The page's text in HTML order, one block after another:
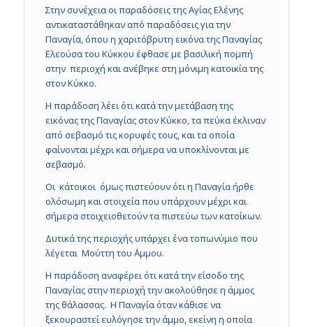
Στην συνέχεια οι παραδόσεις της Αγίας Ελένης
αντικαταστάθηκαν από παραδόσεις για την
Παναγία, όπου η χαριτόβρυτη εικόνα της Παναγίας
Ελεούσα του Κύκκου έφθασε με βασιλική πομπή
στην περιοχή και ανέβηκε στη μόνιμη κατοικία της
στον Κύκκο.
Η παράδοση λέει ότι κατά την μετάβαση της
εικόνας της Παναγίας στον Κύκκο, τα πεύκα έκλιναν
από σεβασμό τις κορυφές τους, και τα οποία
φαίνονται μέχρι και σήμερα να υποκλίνονται με
σεβασμό.
Οι κάτοικοι όμως πιστεύουν ότι η Παναγία ήρθε
ολόσωμη και στοιχεία που υπάρχουν μέχρι και
σήμερα στοιχειοθετούν τα πιστεύω των κατοίκων.
Δυτικά της περιοχής υπάρχει ένα τοπωνύμιο που
λέγεται Μούττη του ΄Αμμου.
Η παράδοση αναφέρει ότι κατά την είσοδο της
Παναγίας στην περιοχή την ακολούθησε η άμμος
της θάλασσας. Η Παναγία όταν κάθισε να
ξεκουραστεί ευλόγησε την άμμο, εκείνη η οποία